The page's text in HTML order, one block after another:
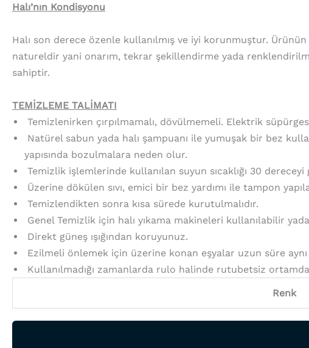
Halı’nın Kondisyonu
Halı son derece özenle kullanılmış ve iyi korunmuştur.
natureldir yani onarım, tekrar şekillendirme yada
sahiptir.
TEMİZLEME TALİMATI
Temizlenirken çırpılmamalı, dövülmemeli. Elektrik
Natürel sabun yada halı şampuanı ile yumuşak bir bez
yapısında bozulmalara neden olur.
Temizlik işlemlerinde kullanılan suyun sıcaklığı 30
Üzerine dökülen sıvı, emici bir bez yardımı ile tampon
Temizlendikten sonra kısa sürede kurutulmalıdır.
Genel Temizlik için halı yıkama makineleri kullanılabilir
Direkt güneş ışığından koruyunuz.
Ezilmeli önlemek için üzerine konan eşyalar uzun süre
Kullanılmadığı zamanlarda rulo halinde rutubetsiz ortamda
Renk